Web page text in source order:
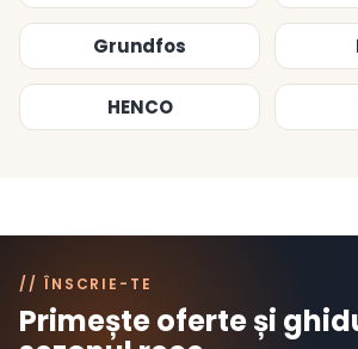
Grundfos
HENCO
// ÎNSCRIE-TE
Primește oferte și